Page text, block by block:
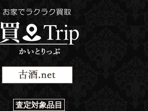
査定対象品目